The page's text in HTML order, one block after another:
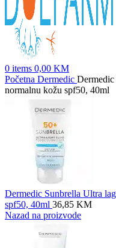
0 items 0,00 KM
Početna Dermedic
normalnu kožu spf50, 40ml
Dermedic Sunbrella Ultra
spf50, 40ml 36,85 KM
Nazad na proizvode